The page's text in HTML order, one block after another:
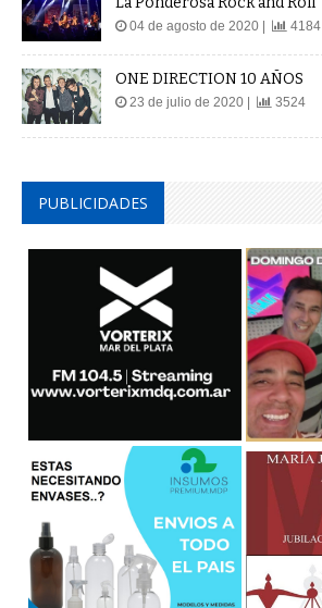
04 de agosto de 2020 | 4184
ONE DIRECTION 10 AÑOS
23 de julio de 2020 | 3524
PUBLICIDADES